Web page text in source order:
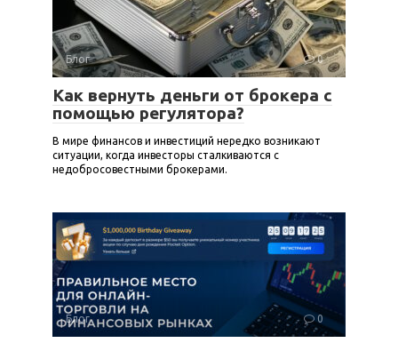
Блог 0
Как вернуть деньги от брокера с
помощью регулятора?
В мире финансов и инвестиций нередко возникают
ситуации, когда инвесторы сталкиваются с
недобросовестными брокерами.
Блог 0